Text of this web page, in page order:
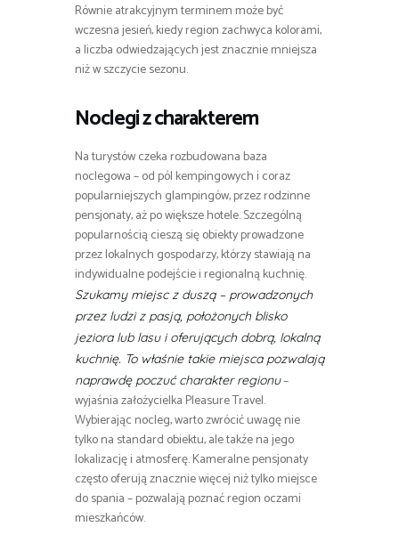
Równie atrakcyjnym terminem może być
wczesna jesień, kiedy region zachwyca kolorami,
a liczba odwiedzających jest znacznie mniejsza
niż w szczycie sezonu.
Noclegi z charakterem
Na turystów czeka rozbudowana baza
noclegowa – od pól kempingowych i coraz
popularniejszych glampingów, przez rodzinne
pensjonaty, aż po większe hotele. Szczególną
popularnością cieszą się obiekty prowadzone
przez lokalnych gospodarzy, którzy stawiają na
indywidualne podejście i regionalną kuchnię.
Szukamy miejsc z duszą – prowadzonych
przez ludzi z pasją, położonych blisko
jeziora lub lasu i oferujących dobrą, lokalną
kuchnię. To właśnie takie miejsca pozwalają
naprawdę poczuć charakter regionu–
wyjaśnia założycielka Pleasure Travel.
Wybierając nocleg, warto zwrócić uwagę nie
tylko na standard obiektu, ale także na jego
lokalizację i atmosferę. Kameralne pensjonaty
często oferują znacznie więcej niż tylko miejsce
do spania – pozwalają poznać region oczami
mieszkańców.